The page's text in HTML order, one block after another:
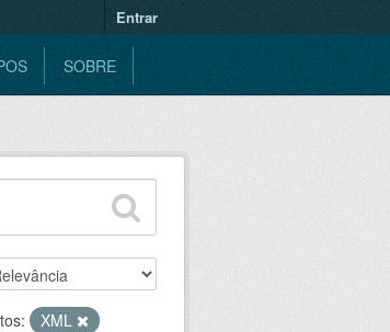
Entrar
SOBRE
XML